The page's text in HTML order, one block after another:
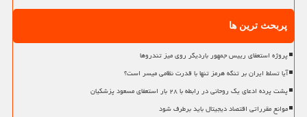
پربحث ترین ها
پروژه استعفای رییس جمهور باردیگر روی میز تندروها
آیا تسلط ایران بر تنگه هرمز تنها با قدرت نظامی میسر است؟
پشت پرده ادعای یک روحانی در رابطه با ۲۸ بار استعفای مسعود پزشکیان
موانع مقرراتی اقتصاد دیجیتال باید برطرف شود